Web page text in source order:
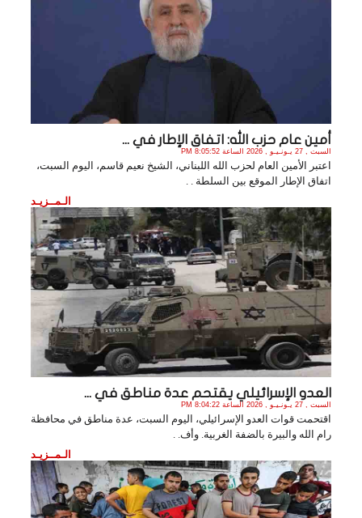
أمين عام حزب الله: اتفاق الإطار في ...
السبت , 27 يـونـيـو , 2026 الساعة 8:05:52 PM
اعتبر الأمين العام لحزب الله اللبناني، الشيخ نعيم قاسم، اليوم السبت،
اتفاق الإطار الموقع بين السلطة . .
الـمــزيـد
العدو الإسرائيلي يقتحم عدة مناطق في ...
السبت , 27 يـونـيـو , 2026 الساعة 8:04:22 PM
اقتحمت قوات العدو الإسرائيلي، اليوم السبت، عدة مناطق في محافظة
رام الله والبيرة بالضفة الغربية. وأف. .
الـمــزيـد